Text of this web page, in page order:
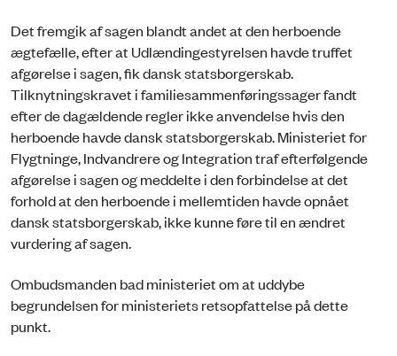
Det fremgik af sagen blandt andet at den herboende
ægtefælle, efter at Udlændingestyrelsen havde truffet
afgørelse i sagen, fik dansk statsborgerskab.
Tilknytningskravet i familiesammenføringssager fandt
efter de dagældende regler ikke anvendelse hvis den
herboende havde dansk statsborgerskab. Ministeriet for
Flygtninge, Indvandrere og Integration traf efterfølgende
afgørelse i sagen og meddelte i den forbindelse at det
forhold at den herboende i mellemtiden havde opnået
dansk statsborgerskab, ikke kunne føre til en ændret
vurdering af sagen.
Ombudsmanden bad ministeriet om at uddybe
begrundelsen for ministeriets retsopfattelse på dette
punkt.